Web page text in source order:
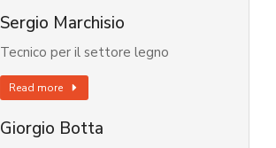
Sergio Marchisio
Tecnico per il settore legno
Read more
Giorgio Botta